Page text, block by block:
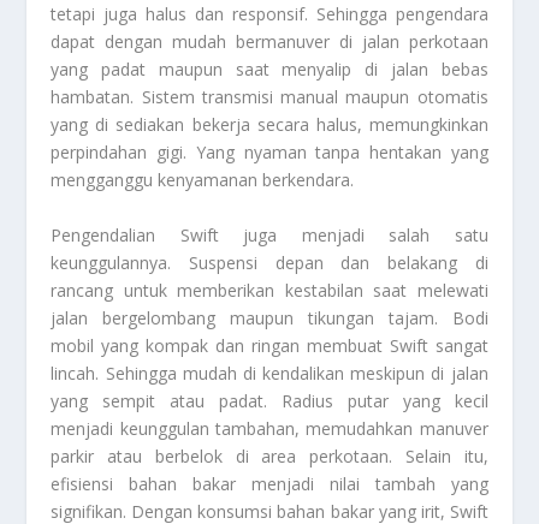
tetapi juga halus dan responsif. Sehingga pengendara
dapat dengan mudah bermanuver di jalan perkotaan
yang padat maupun saat menyalip di jalan bebas
hambatan. Sistem transmisi manual maupun otomatis
yang di sediakan bekerja secara halus, memungkinkan
perpindahan gigi. Yang nyaman tanpa hentakan yang
mengganggu kenyamanan berkendara.
Pengendalian Swift juga menjadi salah satu
keunggulannya. Suspensi depan dan belakang di
rancang untuk memberikan kestabilan saat melewati
jalan bergelombang maupun tikungan tajam. Bodi
mobil yang kompak dan ringan membuat Swift sangat
lincah. Sehingga mudah di kendalikan meskipun di jalan
yang sempit atau padat. Radius putar yang kecil
menjadi keunggulan tambahan, memudahkan manuver
parkir atau berbelok di area perkotaan. Selain itu,
efisiensi bahan bakar menjadi nilai tambah yang
signifikan. Dengan konsumsi bahan bakar yang irit, Swift